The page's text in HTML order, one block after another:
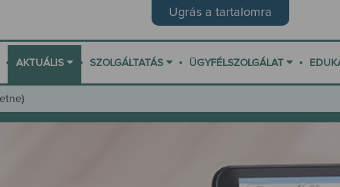
Ugrás a tartalomra
• AKTUÁLIS • SZOLGÁLTATÁS • ÜGYFÉLSZOLGÁLAT •